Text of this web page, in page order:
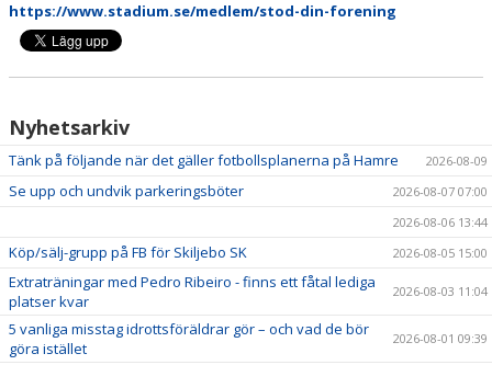
https://www.stadium.se/medlem/stod-din-forening
Nyhetsarkiv
Tänk på följande när det gäller fotbollsplanerna på Hamre 2026-08-09
Se upp och undvik parkeringsböter
2026-08-07 07:00
2026-08-06 13:44
Köp/sälj-grupp på FB för Skiljebo SK 2026-08-05 15:00
Extraträningar med Pedro Ribeiro - finns ett fåtal lediga
platser kvar
2026-08-03 11:04
5 vanliga misstag idrottsföräldrar gör – och vad de bör
göra istället
2026-08-01 09:39